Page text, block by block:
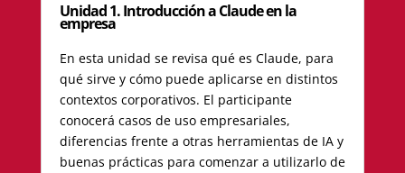
Unidad 1. Introducción a Claude en la
empresa
En esta unidad se revisa qué es Claude, para
qué sirve y cómo puede aplicarse en distintos
contextos corporativos. El participante
conocerá casos de uso empresariales,
diferencias frente a otras herramientas de IA y
buenas prácticas para comenzar a utilizarlo de